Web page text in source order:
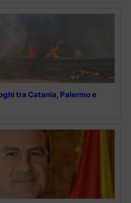
tra Catania, Palermo e